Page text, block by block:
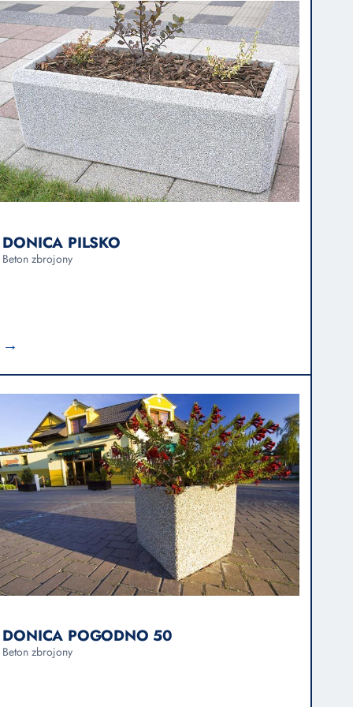
DONICA PILSKO
Beton zbrojony
→
DONICA POGODNO 50
Beton zbrojony